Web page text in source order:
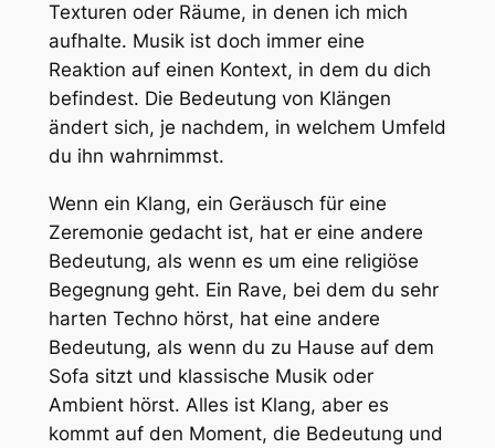
Texturen oder Räume, in denen ich mich
aufhalte. Musik ist doch immer eine
Reaktion auf einen Kontext, in dem du dich
befindest. Die Bedeutung von Klängen
ändert sich, je nachdem, in welchem Umfeld
du ihn wahrnimmst.
Wenn ein Klang, ein Geräusch für eine
Zeremonie gedacht ist, hat er eine andere
Bedeutung, als wenn es um eine religiöse
Begegnung geht. Ein Rave, bei dem du sehr
harten Techno hörst, hat eine andere
Bedeutung, als wenn du zu Hause auf dem
Sofa sitzt und klassische Musik oder
Ambient hörst. Alles ist Klang, aber es
kommt auf den Moment, die Bedeutung und